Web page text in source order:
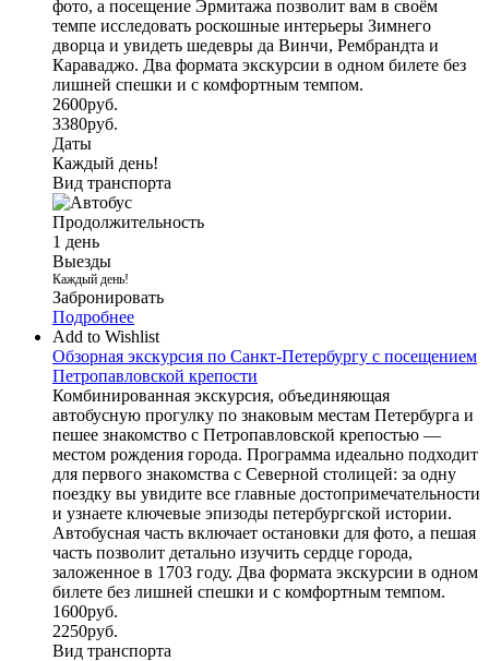
фото, а посещение Эрмитажа позволит вам в своём
темпе исследовать роскошные интерьеры Зимнего
дворца и увидеть шедевры да Винчи, Рембрандта и
Караваджо. Два формата экскурсии в одном билете без
лишней спешки и с комфортным темпом.
2600руб.
3380руб.
Даты
Каждый день!
Вид транспорта
Продолжительность
1 день
Выезды
Каждый день!
Забронировать
Подробнее
Add to Wishlist
Обзорная экскурсия по Санкт-Петербургу с посещением
Петропавловской крепости
Комбинированная экскурсия, объединяющая
автобусную прогулку по знаковым местам Петербурга и
пешее знакомство с Петропавловской крепостью —
местом рождения города. Программа идеально подходит
для первого знакомства с Северной столицей: за одну
поездку вы увидите все главные достопримечательности
и узнаете ключевые эпизоды петербургской истории.
Автобусная часть включает остановки для фото, а пешая
часть позволит детально изучить сердце города,
заложенное в 1703 году. Два формата экскурсии в одном
билете без лишней спешки и с комфортным темпом.
1600руб.
2250руб.
Вид транспорта